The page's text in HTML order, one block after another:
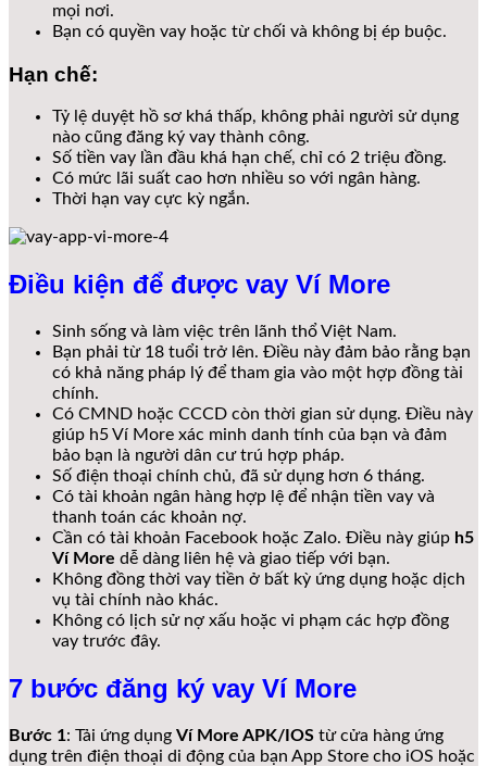
mọi nơi.
Bạn có quyền vay hoặc từ chối và không bị ép buộc.
Hạn chế:
Tỷ lệ duyệt hồ sơ khá thấp, không phải người sử dụng
nào cũng đăng ký vay thành công.
Số tiền vay lần đầu khá hạn chế, chỉ có 2 triệu đồng.
Có mức lãi suất cao hơn nhiều so với ngân hàng.
Thời hạn vay cực kỳ ngắn.
Điều kiện để được vay Ví More
Sinh sống và làm việc trên lãnh thổ Việt Nam.
Bạn phải từ 18 tuổi trở lên. Điều này đảm bảo rằng bạn
có khả năng pháp lý để tham gia vào một hợp đồng tài
chính.
Có CMND hoặc CCCD còn thời gian sử dụng. Điều này
giúp h5 Ví More xác minh danh tính của bạn và đảm
bảo bạn là người dân cư trú hợp pháp.
Số điện thoại chính chủ, đã sử dụng hơn 6 tháng.
Có tài khoản ngân hàng hợp lệ để nhận tiền vay và
thanh toán các khoản nợ.
Cần có tài khoản Facebook hoặc Zalo. Điều này giúp h5
Ví More dễ dàng liên hệ và giao tiếp với bạn.
Không đồng thời vay tiền ở bất kỳ ứng dụng hoặc dịch
vụ tài chính nào khác.
Không có lịch sử nợ xấu hoặc vi phạm các hợp đồng
vay trước đây.
7 bước đăng ký vay Ví More
Bước 1: Tải ứng dụng Ví More APK/IOS từ cửa hàng ứng
dụng trên điện thoại di động của bạn App Store cho iOS hoặc